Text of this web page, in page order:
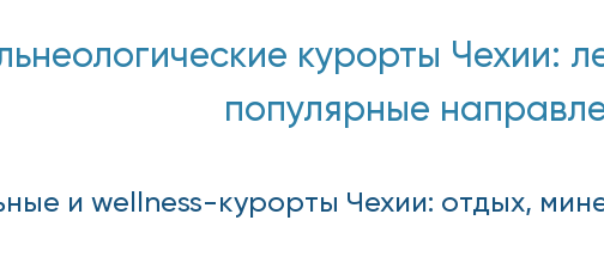
курорты Чехии:
популярные
и wellness-курорты Чехии: отдых,